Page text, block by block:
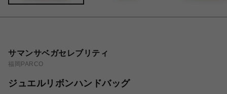
サマンサベガセレブリティ
福岡PARCO
ジュエルリボンハンドバッグ